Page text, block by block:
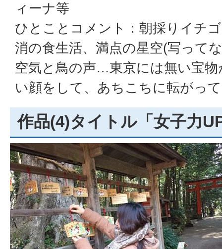
ィーナ等
ひとことコメント：朝採りイチ
消の食生活、満点の星空(写って
空気と鳥の声…東京には無い宝
い顔をして、あちこちに転がっ
作品(4)タイトル「女子力